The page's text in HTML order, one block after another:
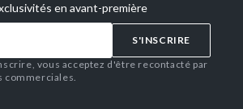
en avant-première
S'INSCRIRE
vous acceptez d'être recontacté par
commerciales.